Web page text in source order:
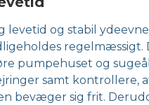
levetid og stabil
regelmæssigt.
pumpehuset og
samt kontrollere,
bevæger sig frit.